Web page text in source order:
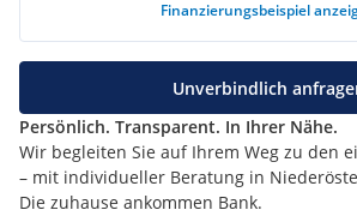
Finanzierungsbeispiel
Persönlich. Transparent. In Ihrer Nähe.
Wir begleiten Sie auf Ihrem Weg zu den
– mit individueller Beratung in
Die zuhause ankommen Bank.
Unverbindlich